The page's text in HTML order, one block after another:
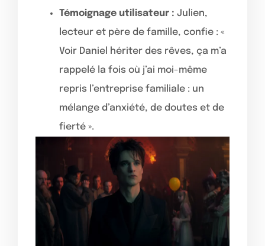
Témoignage utilisateur : Julien,
lecteur et père de famille, confie : «
Voir Daniel hériter des rêves, ça m’a
rappelé la fois où j’ai moi-même
repris l’entreprise familiale : un
mélange d’anxiété, de doutes et de
fierté ».